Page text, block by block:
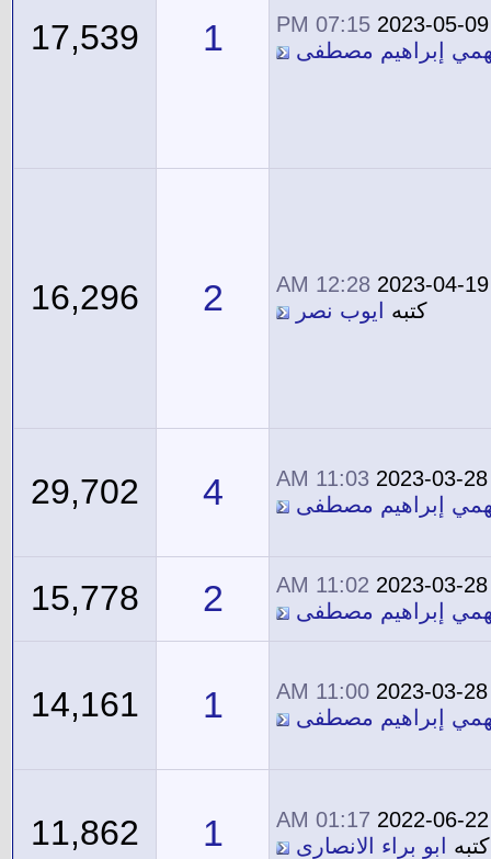
2023-05-09
07:15 PM
إبراهيم مصطفى
1
17,539
2023-04-19
12:28 AM
كتبه
ايوب نصر 2
16,296
2023-03-28
11:03 AM
إبراهيم مصطفى
4
29,702
2023-03-28
11:02 AM
إبراهيم مصطفى
2
15,778
2023-03-28
11:00 AM
إبراهيم مصطفى
1
14,161
2022-06-22
01:17 AM
كتبه
ابو براء الانصارى 1
11,862